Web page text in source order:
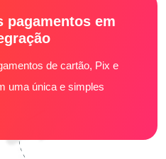
pagamentos em
de cartão, Pix e
uma única e simples